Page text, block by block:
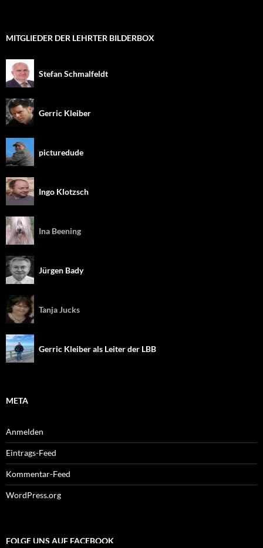
MITGLIEDER DER LEHRTER BILDERBOX
Stefan Schmalfeldt
Gerric Kleiber
picturedude
Ingo Klotzsch
Ina Beening
Jürgen Bady
Tanja Jucks
Gerric Kleiber als Leiter der LBB
META
Anmelden
Eintrags-Feed
Kommentar-Feed
WordPress.org
FOLGE UNS AUF FACEBOOK